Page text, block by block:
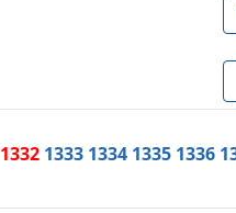
1332 1333 1334 1335 1336